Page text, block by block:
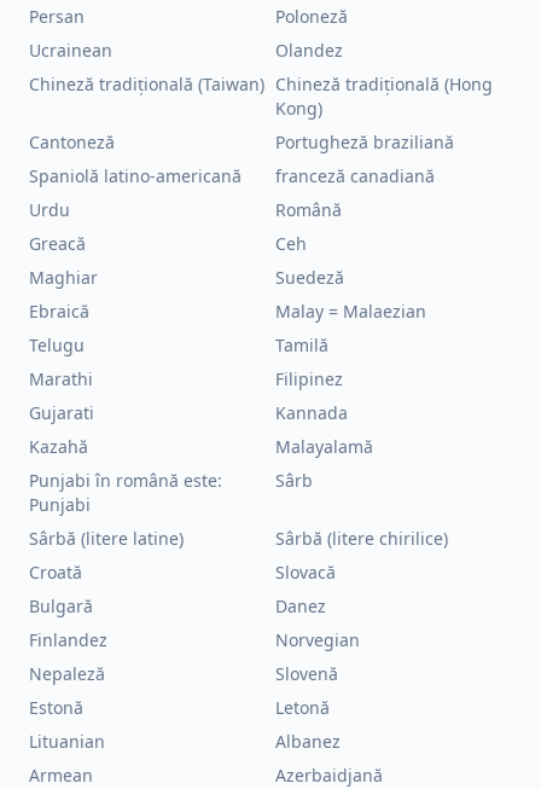
Persan
Poloneză
Ucrainean
Olandez
Chineză tradițională (Taiwan) Chineză tradițională (Hong
Kong)
Cantoneză
Portugheză braziliană
Spaniolă latino-americană
franceză canadiană
Urdu
Română
Greacă
Ceh
Maghiar
Suedeză
Ebraică
Malay = Malaezian
Telugu
Tamilă
Marathi
Filipinez
Gujarati
Kannada
Kazahă
Malayalamă
Punjabi în română este:
Punjabi
Sârb
Sârbă (litere latine)
Sârbă (litere chirilice)
Croată
Slovacă
Bulgară
Danez
Finlandez
Norvegian
Nepaleză
Slovenă
Estonă
Letonă
Lituanian
Albanez
Armean
Azerbaidjană